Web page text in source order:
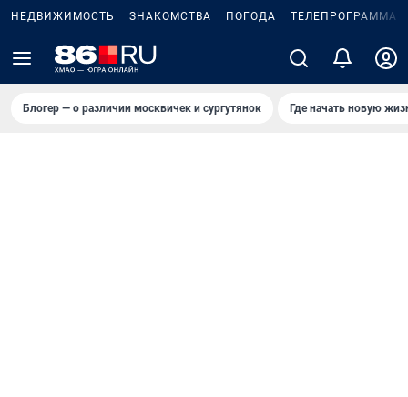
НЕДВИЖИМОСТЬ ЗНАКОМСТВА ПОГОДА ТЕЛЕПРОГРАММА
Блогер — о различии москвичек и сургутянок Где начать новую